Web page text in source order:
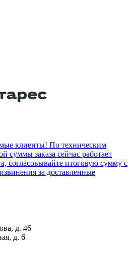
клиенты! По техническим
суммы заказа сейчас работает
согласовывайте итоговую сумму с
за доставленные
д. 46
д. 6